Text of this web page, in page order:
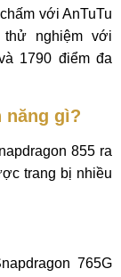
với AnTuTu
thử nghiệm với
1790 điểm đa
năng gì?
855 ra
trang bị nhiều
765G